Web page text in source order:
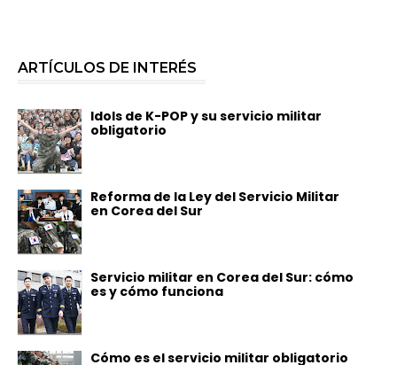
ARTÍCULOS DE INTERÉS
Idols de K-POP y su servicio militar
obligatorio
Reforma de la Ley del Servicio Militar
en Corea del Sur
Servicio militar en Corea del Sur: cómo
es y cómo funciona
Cómo es el servicio militar obligatorio